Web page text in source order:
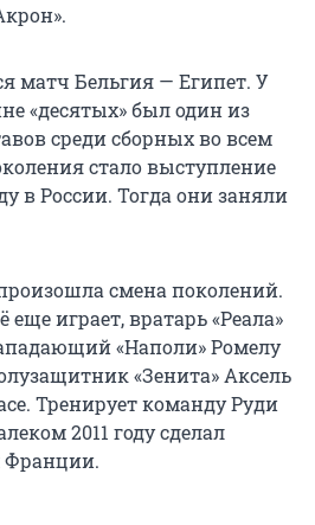
матч Бельгия — Египет. У
«десятых» был один из
среди сборных во всем
стало выступление
в России. Тогда они заняли
смена поколений.
играет, вратарь «Реала»
«Наполи» Ромелу
«Зенита» Аксель
Тренирует команду Руди
2011 году сделал
Франции.